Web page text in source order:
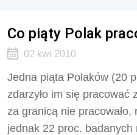
Co piąty Polak
02 kwi 2010
Jedna piąta Polaków (20
zdarzyło im się pracować
za granicą nie
jednak 22 proc.